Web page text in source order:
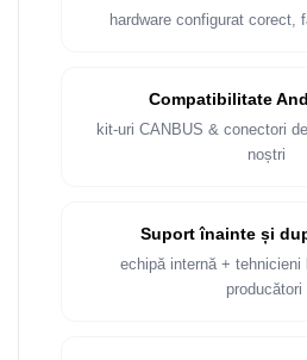
hardware configurat corect,
Compatibilitate
kit-uri CANBUS & conectori
noștri
Suport înainte și
echipă internă + tehnicieni
producători